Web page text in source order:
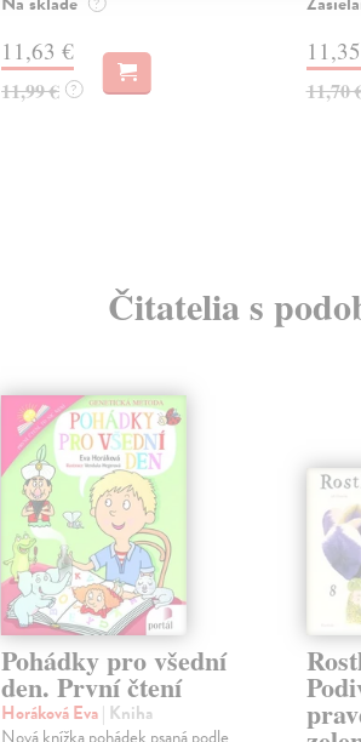
11,63 €
11,99 € ? 11,70
Čitatelia s
Pohádky pro všední
den. První čtení
Horáková Eva| Kniha